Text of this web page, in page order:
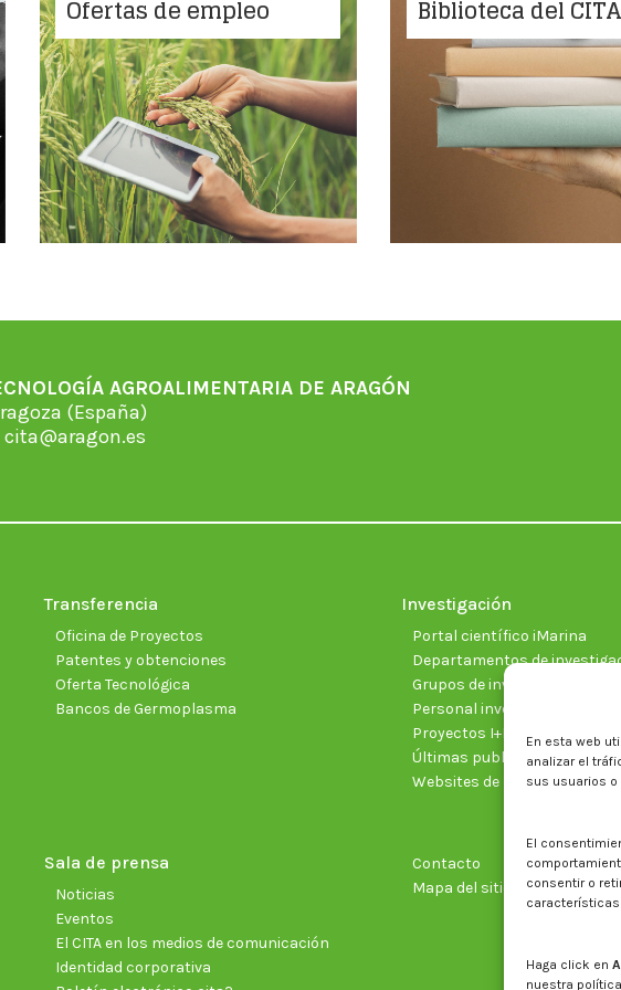
En esta web
analizar el
sus usuarios
El
consentir o
Haga click en
nuestra
Ofertas de empleo Biblioteca del CITA
AGROALIMENTARIA DE ARAGÓN
(España)
cita@aragon.es
Transferencia
Oficina de Proyectos
Patentes y obtenciones
Oferta Tecnológica
Bancos de Germoplasma
Investigación
Portal científico iMarina
Departamentos de
Grupos de investigación
Personal investigador
Proyectos I+D+I vigentes
Últimas publicaciones
Websites de proyectos
Sala de prensa
Noticias
Eventos
El CITA en los medios de comunicación
Identidad corporativa
Contacto
Mapa del sitio web